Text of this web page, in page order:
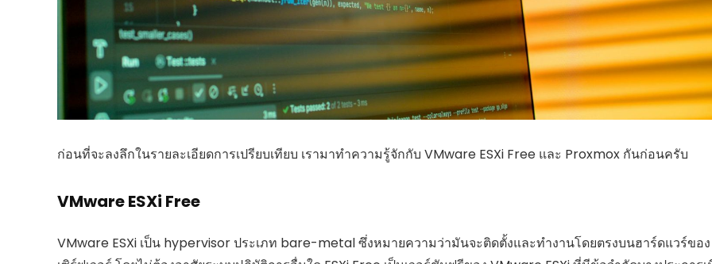
ก่อนที่จะลงลึกในรายละเอียดการเปรียบเทียบ เรามาทำความรู้จักกับ VMware ESXi Free และ Proxmox กันก่อนครับ
VMware ESXi Free
VMware ESXi เป็น hypervisor ประเภท bare-metal ซึ่งหมายความว่ามันจะติดตั้งและทำงานโดยตรงบนฮาร์ดแวร์ของ